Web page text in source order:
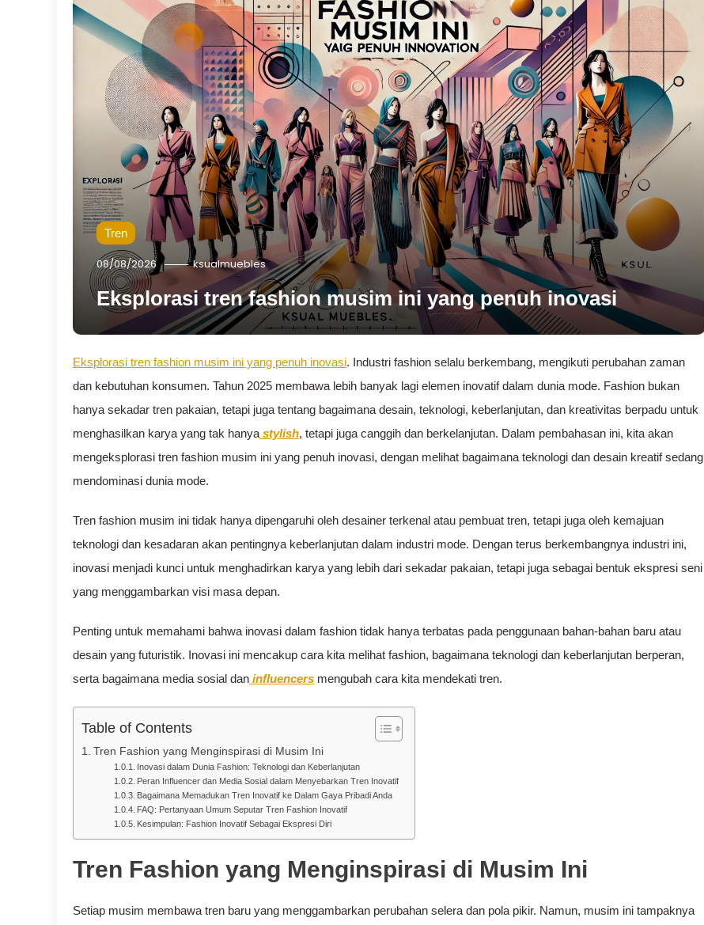
Tren
08/08/2026 ksualmuebles
Eksplorasi tren fashion musim ini yang penuh inovasi
Eksplorasi tren fashion musim ini yang penuh inovasi. Industri fashion selalu berkembang, mengikuti perubahan zaman
dan kebutuhan konsumen. Tahun 2025 membawa lebih banyak lagi elemen inovatif dalam dunia mode. Fashion bukan
hanya sekadar tren pakaian, tetapi juga tentang bagaimana desain, teknologi, keberlanjutan, dan kreativitas berpadu untuk
menghasilkan karya yang tak hanya stylish, tetapi juga canggih dan berkelanjutan. Dalam pembahasan ini, kita akan
mengeksplorasi tren fashion musim ini yang penuh inovasi, dengan melihat bagaimana teknologi dan desain kreatif sedang
mendominasi dunia mode.
Tren fashion musim ini tidak hanya dipengaruhi oleh desainer terkenal atau pembuat tren, tetapi juga oleh kemajuan
teknologi dan kesadaran akan pentingnya keberlanjutan dalam industri mode. Dengan terus berkembangnya industri ini,
inovasi menjadi kunci untuk menghadirkan karya yang lebih dari sekadar pakaian, tetapi juga sebagai bentuk ekspresi seni
yang menggambarkan visi masa depan.
Penting untuk memahami bahwa inovasi dalam fashion tidak hanya terbatas pada penggunaan bahan-bahan baru atau
desain yang futuristik. Inovasi ini mencakup cara kita melihat fashion, bagaimana teknologi dan keberlanjutan berperan,
serta bagaimana media sosial dan influencers mengubah cara kita mendekati tren.
Table of Contents
Tren Fashion yang Menginspirasi di Musim Ini
Inovasi dalam Dunia Fashion: Teknologi dan Keberlanjutan
Peran Influencer dan Media Sosial dalam Menyebarkan Tren Inovatif
Bagaimana Memadukan Tren Inovatif ke Dalam Gaya Pribadi Anda
FAQ: Pertanyaan Umum Seputar Tren Fashion Inovatif
Kesimpulan: Fashion Inovatif Sebagai Ekspresi Diri
Tren Fashion yang Menginspirasi di Musim Ini
Setiap musim membawa tren baru yang menggambarkan perubahan selera dan pola pikir. Namun, musim ini tampaknya